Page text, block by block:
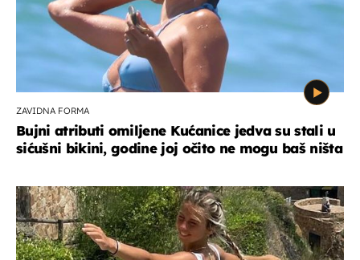
ZAVIDNA FORMA
Bujni atributi omiljene Kućanice jedva su stali u
sićušni bikini, godine joj očito ne mogu baš ništa